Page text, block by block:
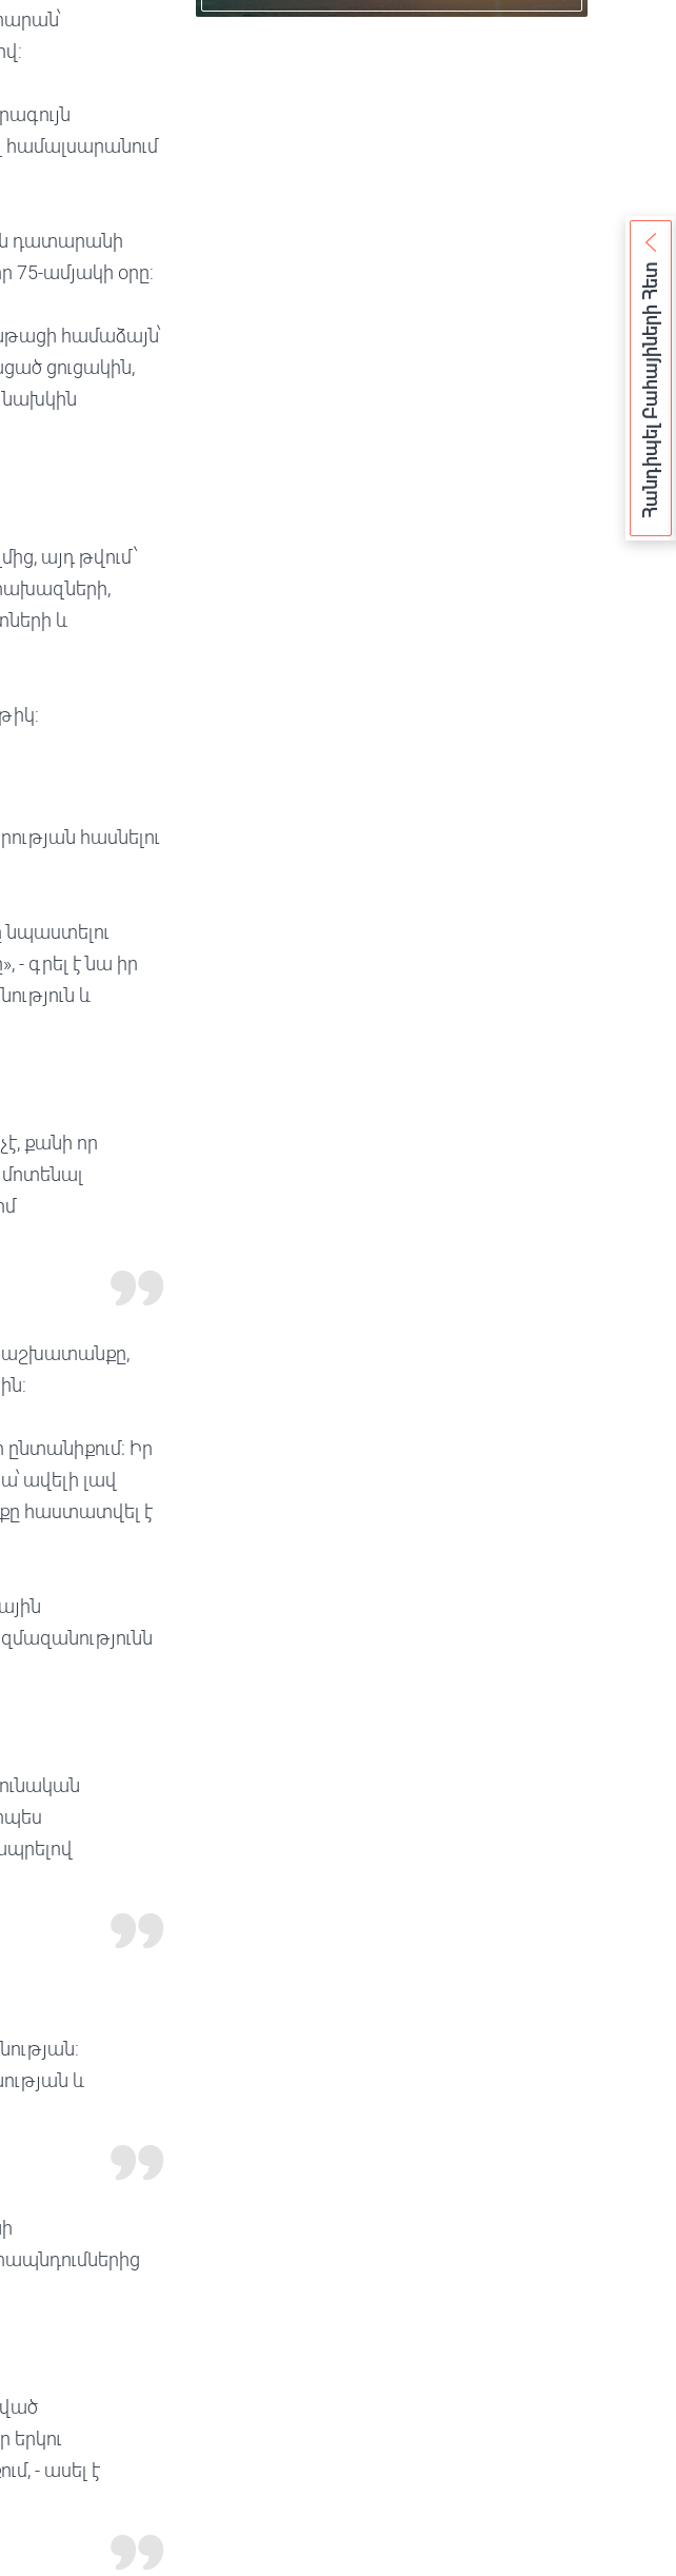
Հանդիպել Բահայիների Հետ
դատարանի
75-ամյակի օրը:
համաձայն՝
ցուցակին,
նախկին
այդ թվում՝
և
հասնելու
- գրել է նա իր
և
քանի որ
մոտենալ
աշխատանքը,
Իր
ավելի լավ
հաստատվել է
և
երկու
- ասել է